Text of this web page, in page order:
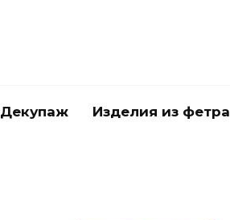
Декупаж Изделия из фетра